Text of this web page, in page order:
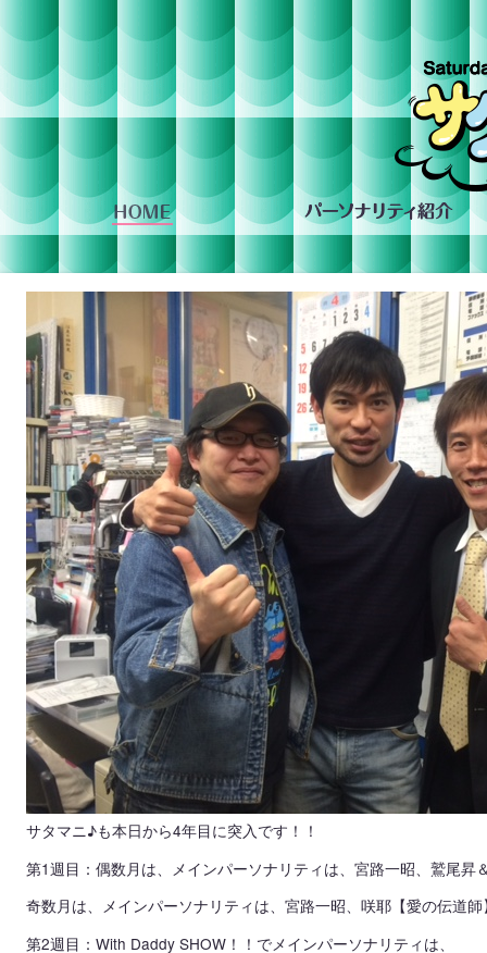
サタマニ♪も本日から4年目に突入です！！
第1週目：偶数月は、メインパーソナリティは、宮路一昭、鷲尾昇
奇数月は、メインパーソナリティは、宮路一昭、咲耶【愛の伝道師
第2週目：With Daddy SHOW！！でメインパーソナリティは、